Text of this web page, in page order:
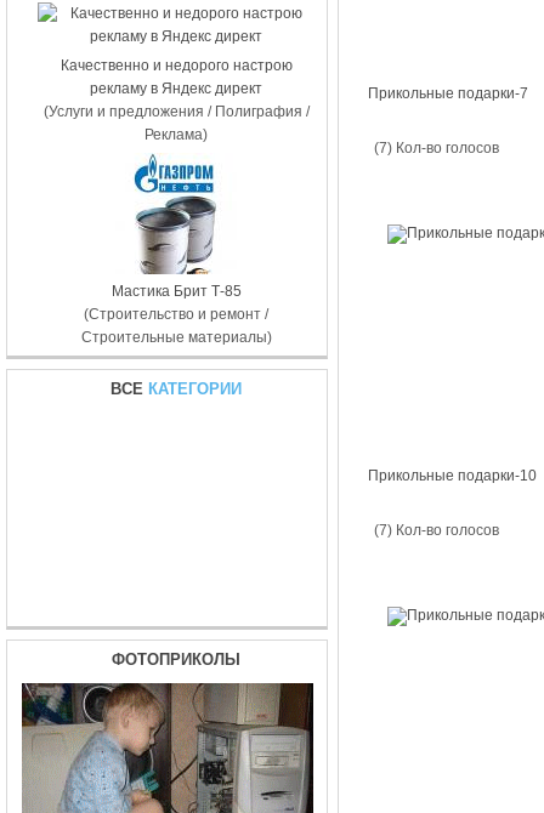
Качественно и недорого настрою
рекламу в Яндекс директ
(Услуги и предложения / Полиграфия /
Реклама)
Мастика Брит Т-85
(Строительство и ремонт /
Строительные материалы)
ВСЕ КАТЕГОРИИ
ФОТОПРИКОЛЫ
Прикольные подарки-7
(7) Кол-во голосов
Прикольные подарки-10
(7) Кол-во голосов